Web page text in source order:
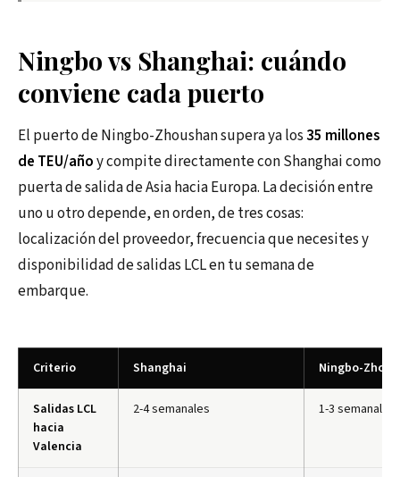
Ningbo vs Shanghai: cuándo
conviene cada puerto
El puerto de Ningbo-Zhoushan supera ya los35 millones
de TEU/añoy compite directamente con Shanghai como
puerta de salida de Asia hacia Europa. La decisión entre
uno u otro depende, en orden, de tres cosas:
localización del proveedor, frecuencia que necesites y
disponibilidad de salidas LCL en tu semana de
embarque.
Criterio Shanghai Ningbo-
Salidas LCL
hacia
Valencia
2-4 semanales 1-3 semanales